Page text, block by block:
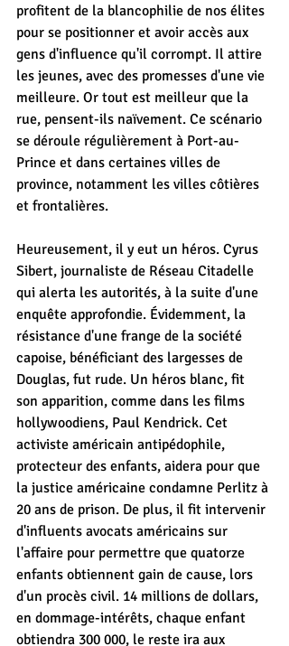
profitent de la blancophilie de nos élites
pour se positionner et avoir accès aux
gens d'influence qu'il corrompt. Il attire
les jeunes, avec des promesses d'une vie
meilleure. Or tout est meilleur que la
rue, pensent-ils naïvement. Ce scénario
se déroule régulièrement à Port-au-
Prince et dans certaines villes de
province, notamment les villes côtières
et frontalières.
Heureusement, il y eut un héros. Cyrus
Sibert, journaliste de Réseau Citadelle
qui alerta les autorités, à la suite d'une
enquête approfondie. Évidemment, la
résistance d'une frange de la société
capoise, bénéficiant des largesses de
Douglas, fut rude. Un héros blanc, fit
son apparition, comme dans les films
hollywoodiens, Paul Kendrick. Cet
activiste américain antipédophile,
protecteur des enfants, aidera pour que
la justice américaine condamne Perlitz à
20 ans de prison. De plus, il fit intervenir
d'influents avocats américains sur
l'affaire pour permettre que quatorze
enfants obtiennent gain de cause, lors
d'un procès civil. 14 millions de dollars,
en dommage-intérêts, chaque enfant
obtiendra 300 000, le reste ira aux